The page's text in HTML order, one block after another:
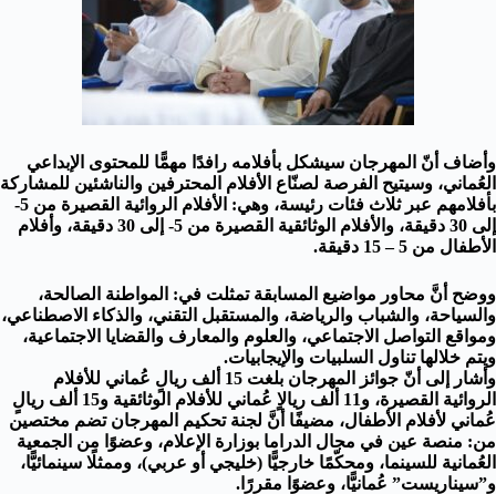
وأضاف أنّ المهرجان سيشكل بأفلامه رافدًا مهمًّا للمحتوى الإبداعي
العُماني، وسيتيح الفرصة لصنّاع الأفلام المحترفين والناشئين للمشاركة
بأفلامهم عبر ثلاث فئات رئيسة، وهي: الأفلام الروائية القصيرة من 5-
إلى 30 دقيقة، والأفلام الوثائقية القصيرة من 5- إلى 30 دقيقة، وأفلام
الأطفال من 5 – 15 دقيقة.
ووضح أنَّ محاور مواضيع المسابقة تمثلت في: المواطنة الصالحة،
والسياحة، والشباب والرياضة، والمستقبل التقني، والذكاء الاصطناعي،
ومواقع التواصل الاجتماعي، والعلوم والمعارف والقضايا الاجتماعية،
ويتم خلالها تناول السلبيات والإيجابيات.
وأشار إلى أنّ جوائز المهرجان بلغت 15 ألف ريالٍ عُماني للأفلام
الروائية القصيرة، و11 ألف ريالاٍ عُماني للأفلام الوثائقية و15 ألف ريالٍ
عُماني لأفلام الأطفال، مضيفًا أنَّ لجنة تحكيم المهرجان تضم مختصين
من: منصة عين في مجال الدراما بوزارة الإعلام، وعضوًا من الجمعية
العُمانية للسينما، ومحكّمًا خارجيًّا (خليجي أو عربي)، وممثلًا سينمائيًّا،
و”سيناريست” عُمانيًّا، وعضوًا مقررًا.